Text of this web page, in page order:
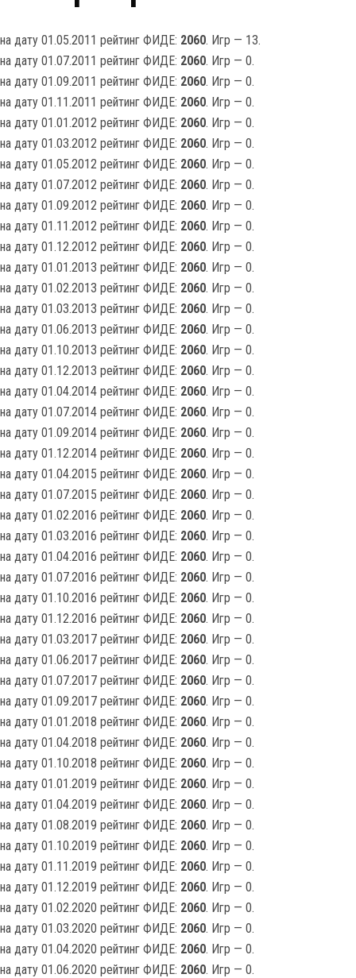
на дату 01.05.2011 рейтинг ФИДЕ: 2060. Игр — 13.
на дату 01.07.2011 рейтинг ФИДЕ: 2060. Игр — 0.
на дату 01.09.2011 рейтинг ФИДЕ: 2060. Игр — 0.
на дату 01.11.2011 рейтинг ФИДЕ: 2060. Игр — 0.
на дату 01.01.2012 рейтинг ФИДЕ: 2060. Игр — 0.
на дату 01.03.2012 рейтинг ФИДЕ: 2060. Игр — 0.
на дату 01.05.2012 рейтинг ФИДЕ: 2060. Игр — 0.
на дату 01.07.2012 рейтинг ФИДЕ: 2060. Игр — 0.
на дату 01.09.2012 рейтинг ФИДЕ: 2060. Игр — 0.
на дату 01.11.2012 рейтинг ФИДЕ: 2060. Игр — 0.
на дату 01.12.2012 рейтинг ФИДЕ: 2060. Игр — 0.
на дату 01.01.2013 рейтинг ФИДЕ: 2060. Игр — 0.
на дату 01.02.2013 рейтинг ФИДЕ: 2060. Игр — 0.
на дату 01.03.2013 рейтинг ФИДЕ: 2060. Игр — 0.
на дату 01.06.2013 рейтинг ФИДЕ: 2060. Игр — 0.
на дату 01.10.2013 рейтинг ФИДЕ: 2060. Игр — 0.
на дату 01.12.2013 рейтинг ФИДЕ: 2060. Игр — 0.
на дату 01.04.2014 рейтинг ФИДЕ: 2060. Игр — 0.
на дату 01.07.2014 рейтинг ФИДЕ: 2060. Игр — 0.
на дату 01.09.2014 рейтинг ФИДЕ: 2060. Игр — 0.
на дату 01.12.2014 рейтинг ФИДЕ: 2060. Игр — 0.
на дату 01.04.2015 рейтинг ФИДЕ: 2060. Игр — 0.
на дату 01.07.2015 рейтинг ФИДЕ: 2060. Игр — 0.
на дату 01.02.2016 рейтинг ФИДЕ: 2060. Игр — 0.
на дату 01.03.2016 рейтинг ФИДЕ: 2060. Игр — 0.
на дату 01.04.2016 рейтинг ФИДЕ: 2060. Игр — 0.
на дату 01.07.2016 рейтинг ФИДЕ: 2060. Игр — 0.
на дату 01.10.2016 рейтинг ФИДЕ: 2060. Игр — 0.
на дату 01.12.2016 рейтинг ФИДЕ: 2060. Игр — 0.
на дату 01.03.2017 рейтинг ФИДЕ: 2060. Игр — 0.
на дату 01.06.2017 рейтинг ФИДЕ: 2060. Игр — 0.
на дату 01.07.2017 рейтинг ФИДЕ: 2060. Игр — 0.
на дату 01.09.2017 рейтинг ФИДЕ: 2060. Игр — 0.
на дату 01.01.2018 рейтинг ФИДЕ: 2060. Игр — 0.
на дату 01.04.2018 рейтинг ФИДЕ: 2060. Игр — 0.
на дату 01.10.2018 рейтинг ФИДЕ: 2060. Игр — 0.
на дату 01.01.2019 рейтинг ФИДЕ: 2060. Игр — 0.
на дату 01.04.2019 рейтинг ФИДЕ: 2060. Игр — 0.
на дату 01.08.2019 рейтинг ФИДЕ: 2060. Игр — 0.
на дату 01.10.2019 рейтинг ФИДЕ: 2060. Игр — 0.
на дату 01.11.2019 рейтинг ФИДЕ: 2060. Игр — 0.
на дату 01.12.2019 рейтинг ФИДЕ: 2060. Игр — 0.
на дату 01.02.2020 рейтинг ФИДЕ: 2060. Игр — 0.
на дату 01.03.2020 рейтинг ФИДЕ: 2060. Игр — 0.
на дату 01.04.2020 рейтинг ФИДЕ: 2060. Игр — 0.
на дату 01.06.2020 рейтинг ФИДЕ: 2060. Игр — 0.